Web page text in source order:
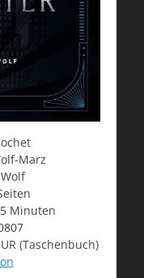
Marz
Minuten
(Taschenbuch)